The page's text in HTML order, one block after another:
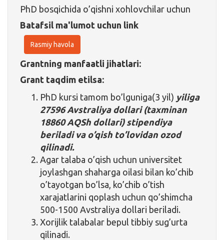
PhD bosqichida o’qishni xohlovchilar uchun
Batafsil ma'lumot uchun link
Rasmiy havola
Grantning manfaatli jihatlari:
Grant taqdim etilsa:
PhD kursi tamom bo’lguniga(3 yil) yiliga
27596 Avstraliya dollari (taxminan
18860 AQSh dollari) stipendiya
beriladi va o’qish to’lovidan ozod
qilinadi.
Agar talaba o’qish uchun universitet
joylashgan shaharga oilasi bilan ko’chib
o’tayotgan bo’lsa, ko’chib o’tish
xarajatlarini qoplash uchun qo’shimcha
500-1500 Avstraliya dollari beriladi.
Xorijlik talabalar bepul tibbiy sug’urta
qilinadi.